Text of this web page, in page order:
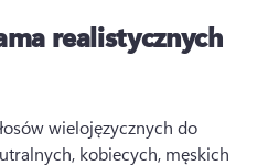
realistycznych
wielojęzycznych do
kobiecych, męskich